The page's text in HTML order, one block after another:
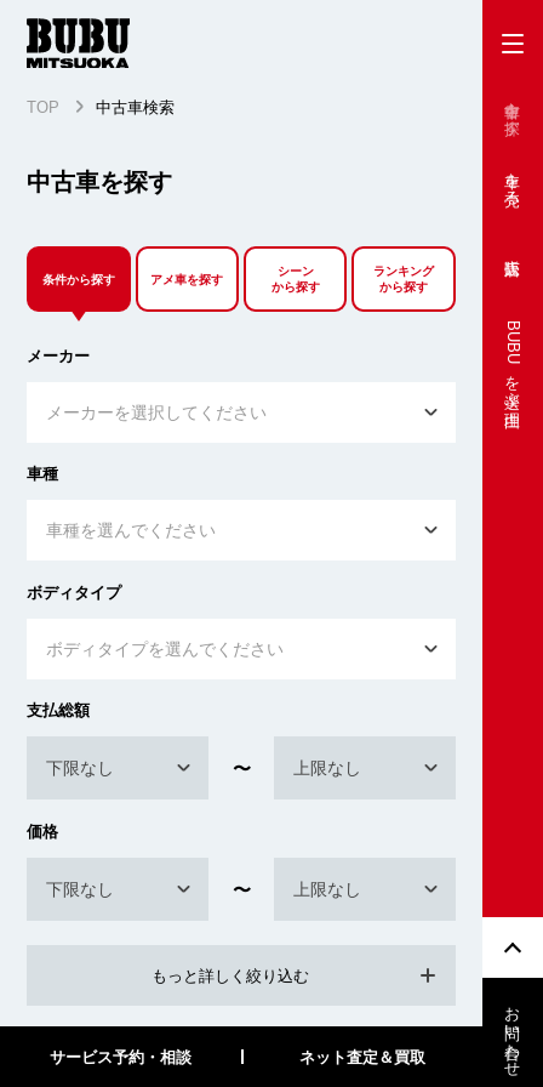
中古車を探す
車を売る
BUBUを選ぶ理由
お問い合わせ
中古車を探す
TOP 中古車検索
条件から探す アメ車を探す
シーン
から探す
ランキング
から探す
メーカー
メーカーを選択してください
車種
車種を選んでください
ボディタイプ
ボディタイプを選んでください
支払総額
下限なし 上限なし
価格
下限なし 上限なし
もっと詳しく絞り込む
サービス予約・相談 ネット査定＆買取